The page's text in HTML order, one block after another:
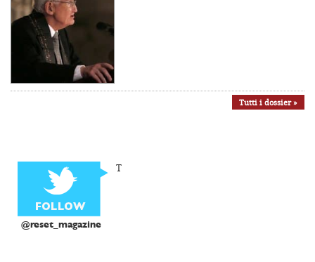
Tutti i dossier »
@reset_magazine
T